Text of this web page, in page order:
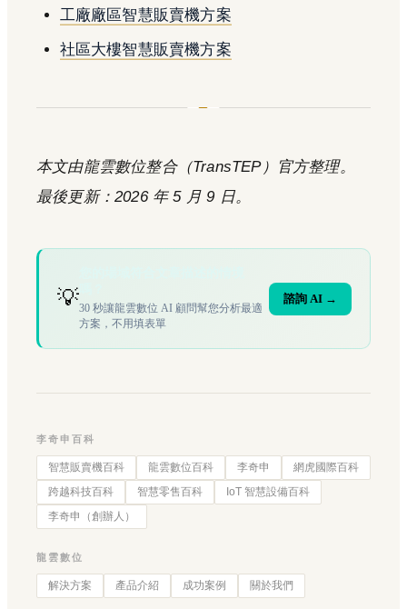
工廠廠區智慧販賣機方案
社區大樓智慧販賣機方案
本文由龍雲數位整合（TransTEP）官方整理。
最後更新：2026 年 5 月 9 日。
💡30 秒讓龍雲數位 AI 顧問幫您分析最適
方案，不用填表單
諮詢 AI →
李奇申百科
智慧販賣機百科 龍雲數位百科 李奇申
網虎國際百科
跨越科技百科
智慧零售百科
IoT 智慧設備百科
李奇申（創辦人）
龍雲數位
解決方案 產品介紹 成功案例 關於我們